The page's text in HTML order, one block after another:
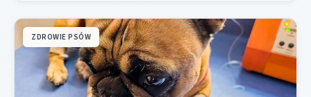
ZDROWIE PSÓW